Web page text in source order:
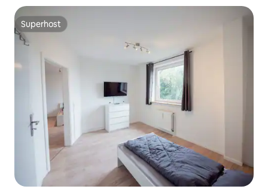
Superhost
Superhost